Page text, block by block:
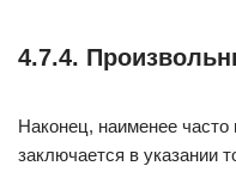
4.7.4.
Наконец, наименее
заключается в указании